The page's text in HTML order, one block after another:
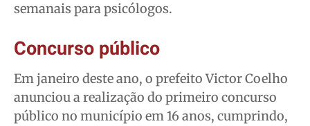
semanais para psicólogos.
Concurso público
Em janeiro deste ano, o prefeito Victor Coelho
anunciou a realização do primeiro concurso
público no município em 16 anos, cumprindo,